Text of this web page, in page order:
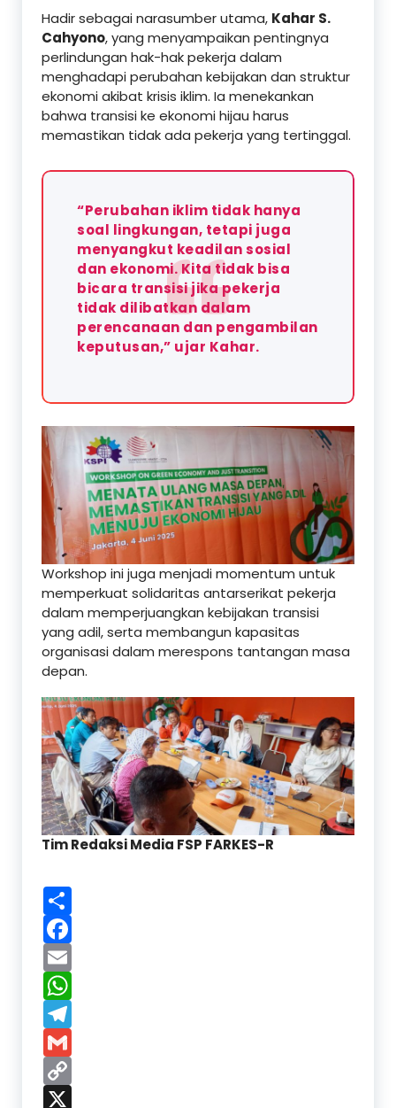
Hadir sebagai narasumber utama, Kahar S.
Cahyono, yang menyampaikan pentingnya
perlindungan hak-hak pekerja dalam
menghadapi perubahan kebijakan dan struktur
ekonomi akibat krisis iklim. Ia menekankan
bahwa transisi ke ekonomi hijau harus
memastikan tidak ada pekerja yang tertinggal.
“Perubahan iklim tidak hanya
soal lingkungan, tetapi juga
menyangkut keadilan sosial
dan ekonomi. Kita tidak bisa
bicara transisi jika pekerja
tidak dilibatkan dalam
perencanaan dan pengambilan
keputusan,” ujar Kahar.
Workshop ini juga menjadi momentum untuk
memperkuat solidaritas antarserikat pekerja
dalam memperjuangkan kebijakan transisi
yang adil, serta membangun kapasitas
organisasi dalam merespons tantangan masa
depan.
Tim Redaksi Media FSP FARKES-R